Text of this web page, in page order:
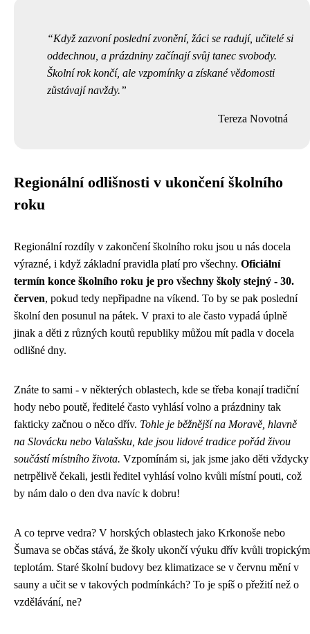
Když zazvoní poslední zvonění, žáci se radují, učitelé si
oddechnou, a prázdniny začínají svůj tanec svobody.
Školní rok končí, ale vzpomínky a získané vědomosti
zůstávají navždy.
Tereza Novotná
Regionální odlišnosti v ukončení školního
roku
Regionální rozdíly v zakončení školního roku jsou u nás docela
výrazné, i když základní pravidla platí pro všechny. Oficiální
termín konce školního roku je pro všechny školy stejný - 30.
červen, pokud tedy nepřipadne na víkend. To by se pak poslední
školní den posunul na pátek. V praxi to ale často vypadá úplně
jinak a děti z různých koutů republiky můžou mít padla v docela
odlišné dny.
Znáte to sami - v některých oblastech, kde se třeba konají tradiční
hody nebo poutě, ředitelé často vyhlásí volno a prázdniny tak
fakticky začnou o něco dřív. Tohle je běžnější na Moravě, hlavně
na Slovácku nebo Valašsku, kde jsou lidové tradice pořád živou
součástí místního života. Vzpomínám si, jak jsme jako děti vždycky
netrpělivě čekali, jestli ředitel vyhlásí volno kvůli místní pouti, což
by nám dalo o den dva navíc k dobru!
A co teprve vedra? V horských oblastech jako Krkonoše nebo
Šumava se občas stává, že školy ukončí výuku dřív kvůli tropickým
teplotám. Staré školní budovy bez klimatizace se v červnu mění v
sauny a učit se v takových podmínkách? To je spíš o přežití než o
vzdělávání, ne?